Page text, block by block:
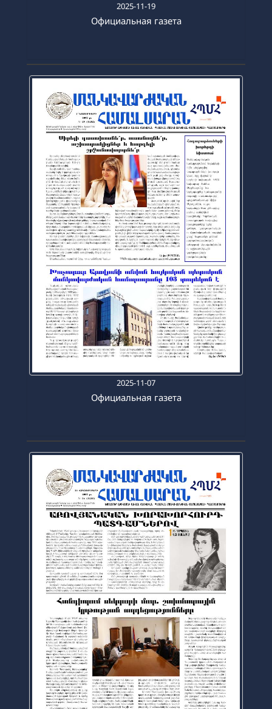
2025-11-19
Официальная газета
2025-11-07
Официальная газета